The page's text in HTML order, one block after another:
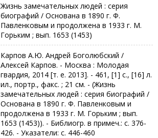
Жизнь замечательных людей : серия
биографий / Основана в 1890 г. Ф.
Павленковым и продолжена в 1933 г. М.
Горьким ; вып. 1653 (1453)
Карпов А.Ю. Андрей Боголюбский /
Алексей Карпов. - Москва : Молодая
гвардия, 2014 [т. е. 2013]. - 461, [1] с., [16] л.
ил., портр., факс. ; 21 см. - (Жизнь
замечательных людей : серия биографий /
Основана в 1890 г. Ф. Павленковым и
продолжена в 1933 г. М. Горьким ; вып.
1653 (1453)). - Библиогр. в примеч.: с. 376-
426. - Указатели: с. 446-460